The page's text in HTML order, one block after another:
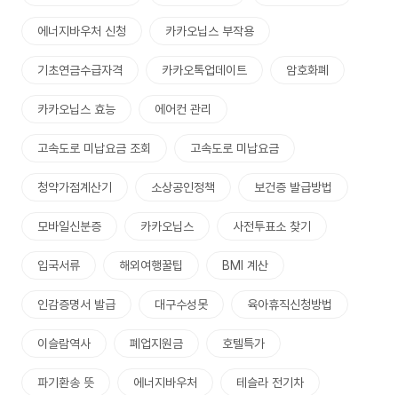
에너지바우처 신청 카카오닙스 부작용
기초연금수급자격 카카오톡업데이트 암호화폐
카카오닙스 효능 에어컨 관리
고속도로 미납요금 조회 고속도로 미납요금
청약가점계산기 소상공인정책 보건증 발급방법
모바일신분증 카카오닙스 사전투표소 찾기
입국서류 해외여행꿀팁 BMI 계산
인감증명서 발급 대구수성못 육아휴직신청방법
이슬람역사 폐업지원금 호텔특가
파기환송 뜻 에너지바우처 테슬라 전기차